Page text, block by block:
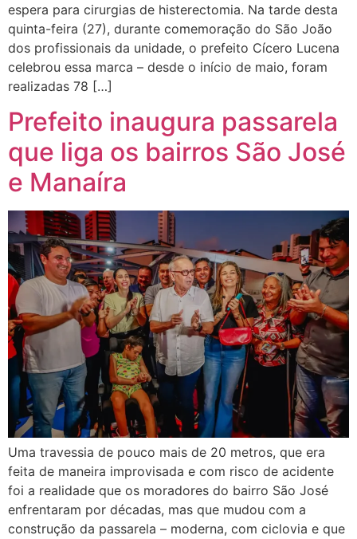
espera para cirurgias de histerectomia. Na tarde desta
quinta-feira (27), durante comemoração do São João
dos profissionais da unidade, o prefeito Cícero Lucena
celebrou essa marca – desde o início de maio, foram
realizadas 78 […]
Prefeito inaugura passarela
que liga os bairros São José
e Manaíra
Uma travessia de pouco mais de 20 metros, que era
feita de maneira improvisada e com risco de acidente
foi a realidade que os moradores do bairro São José
enfrentaram por décadas, mas que mudou com a
construção da passarela – moderna, com ciclovia e que